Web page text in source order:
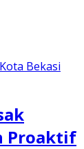
Proaktif